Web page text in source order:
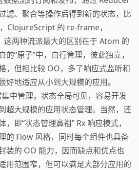
滤、聚合等操作后得到新的状态，比
ClojureScript 的 re-frame，
两种流派最大的区别在于 Atom 的
“原子”中，自行管理，彼此独立，
，但相比较 OO，多了响应式监听和
好地适应从小到大规模的应用。
中管理，状态全局可见，容易开发
超大规模的应用状态管理。当然，还
即“状态管理鼻祖” Rx 响应模式，
的 Flow 风格，同时每个组件也具备
装的 OO 能力，因而缺点和优点也
用范围窄，但可以满足大部分应用的